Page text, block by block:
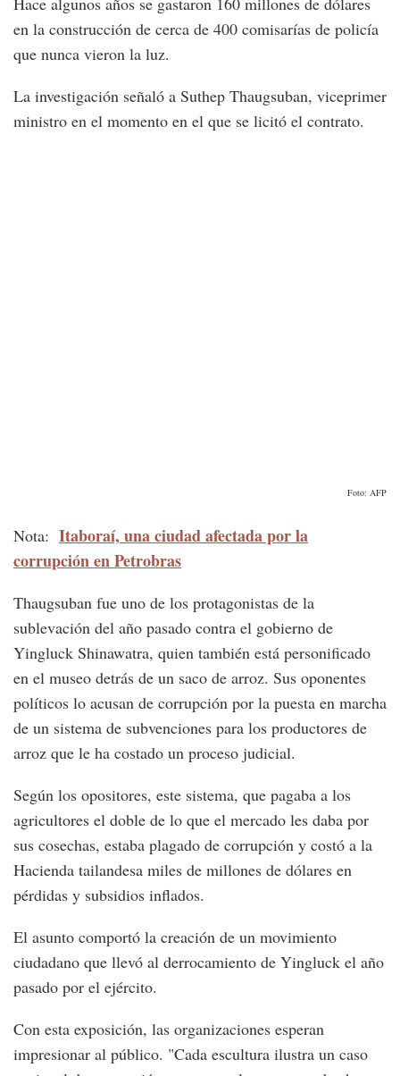
en la construcción de cerca de 400 comisarías de policía
que nunca vieron la luz.
La investigación señaló a Suthep Thaugsuban, viceprimer
ministro en el momento en el que se licitó el contrato.
Foto: AFP
Nota: Itaboraí, una ciudad afectada por la
corrupción en Petrobras
Thaugsuban fue uno de los protagonistas de la
sublevación del año pasado contra el gobierno de
Yingluck Shinawatra, quien también está personificado
en el museo detrás de un saco de arroz. Sus oponentes
políticos lo acusan de corrupción por la puesta en marcha
de un sistema de subvenciones para los productores de
arroz que le ha costado un proceso judicial.
Según los opositores, este sistema, que pagaba a los
agricultores el doble de lo que el mercado les daba por
sus cosechas, estaba plagado de corrupción y costó a la
Hacienda tailandesa miles de millones de dólares en
pérdidas y subsidios inflados.
El asunto comportó la creación de un movimiento
ciudadano que llevó al derrocamiento de Yingluck el año
pasado por el ejército.
Con esta exposición, las organizaciones esperan
impresionar al público. "Cada escultura ilustra un caso